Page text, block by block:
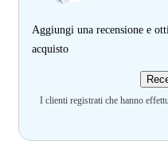
Aggiungi una recensione e
acquisto
I clienti registrati che hanno